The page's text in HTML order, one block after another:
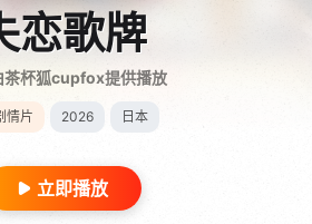
恋歌牌
茶杯狐cupfox提供播放
情片 2026 日本
立即播放